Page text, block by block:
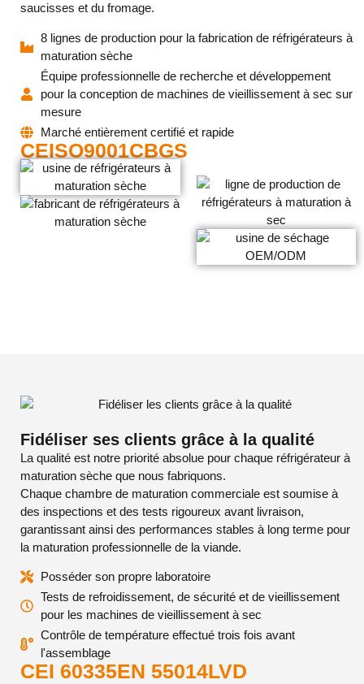
saucisses et du fromage.
8 lignes de production pour la fabrication de réfrigérateurs à
maturation sèche
Équipe professionnelle de recherche et développement
pour la conception de machines de vieillissement à sec sur
mesure
Marché entièrement certifié et rapide
CEISO9001CBGS
Fidéliser ses clients grâce à la qualité
La qualité est notre priorité absolue pour chaque réfrigérateur à
maturation sèche que nous fabriquons.
Chaque chambre de maturation commerciale est soumise à
des inspections et des tests rigoureux avant livraison,
garantissant ainsi des performances stables à long terme pour
la maturation professionnelle de la viande.
Posséder son propre laboratoire
Tests de refroidissement, de sécurité et de vieillissement
pour les machines de vieillissement à sec
Contrôle de température effectué trois fois avant
l'assemblage
CEI 60335EN 55014LVD